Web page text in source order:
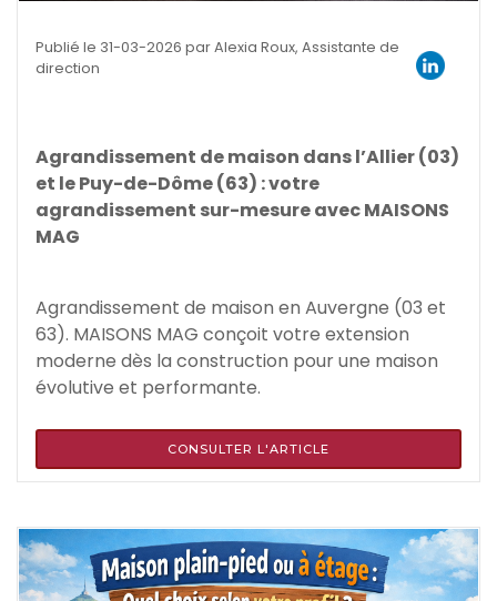
Publié le 31-03-2026 par Alexia Roux, Assistante de
direction
Agrandissement de maison dans l’Allier (03)
et le Puy-de-Dôme (63) : votre
agrandissement sur-mesure avec MAISONS
MAG
Agrandissement de maison en Auvergne (03 et
63). MAISONS MAG conçoit votre extension
moderne dès la construction pour une maison
évolutive et performante.
CONSULTER L'ARTICLE